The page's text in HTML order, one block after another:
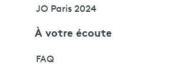
JO Paris 2024
À votre écoute
FAQ